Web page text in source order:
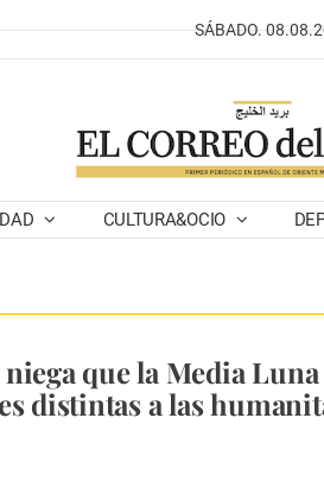
SÁBADO.
CULTURA&OCIO
que la Media
distintas a las